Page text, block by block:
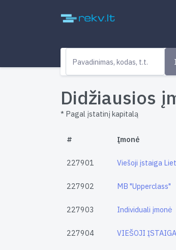
Didžiausios
* Pagal įstatinį kapitalą
# Įmonė
227901 Viešoji įstaiga
227902 MB "Upperclass"
227903 Individuali įmonė
227904 VIEŠOJI